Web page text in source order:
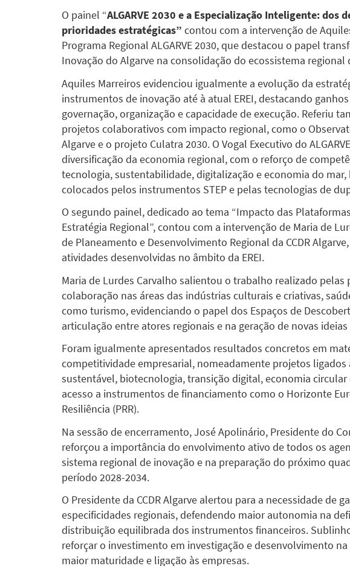
O painel “ALGARVE 2030 e a Especialização Inteligente: dos
prioridades estratégicas” contou com a intervenção de
Programa Regional ALGARVE 2030, que destacou o papel
Inovação do Algarve na consolidação do ecossistema regional
Aquiles Marreiros evidenciou igualmente a evolução da
instrumentos de inovação até à atual EREI, destacando
governação, organização e capacidade de execução. Referiu
projetos colaborativos com impacto regional, como o
Algarve e o projeto Culatra 2030. O Vogal Executivo do
diversificação da economia regional, com o reforço de
tecnologia, sustentabilidade, digitalização e economia do
colocados pelos instrumentos STEP e pelas tecnologias de
O segundo painel, dedicado ao tema “Impacto das
Estratégia Regional”, contou com a intervenção de Maria de
de Planeamento e Desenvolvimento Regional da CCDR
atividades desenvolvidas no âmbito da EREI.
Maria de Lurdes Carvalho salientou o trabalho realizado pelas
colaboração nas áreas das indústrias culturais e criativas,
como turismo, evidenciando o papel dos Espaços de
articulação entre atores regionais e na geração de novas
Foram igualmente apresentados resultados concretos em
competitividade empresarial, nomeadamente projetos
sustentável, biotecnologia, transição digital, economia circular
acesso a instrumentos de financiamento como o Horizonte
Resiliência (PRR).
Na sessão de encerramento, José Apolinário, Presidente do
reforçou a importância do envolvimento ativo de todos os
sistema regional de inovação e na preparação do próximo
período 2028-2034.
O Presidente da CCDR Algarve alertou para a necessidade de
especificidades regionais, defendendo maior autonomia na
distribuição equilibrada dos instrumentos financeiros.
reforçar o investimento em investigação e desenvolvimento
maior maturidade e ligação às empresas.